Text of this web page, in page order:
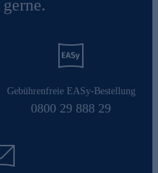
Gebührenfreie EASy-Bestellung
0800 29 888 29